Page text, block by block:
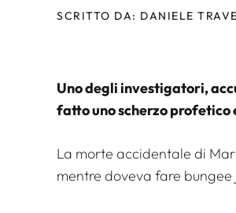
SCRITTO DA: DANIELE
Uno degli investigatori,
fatto uno scherzo
La morte accidentale di
mentre doveva fare